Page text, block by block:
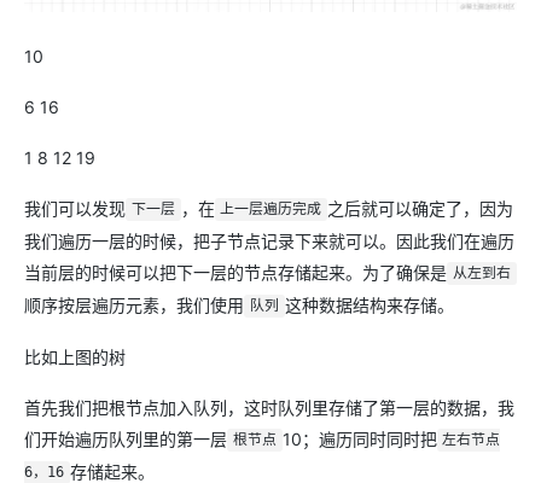
10
6 16
1 8 12 19
我们可以发现 下一层 ，在 上一层遍历完成 之后就可以确定了，因为
我们遍历一层的时候，把子节点记录下来就可以。因此我们在遍历
当前层的时候可以把下一层的节点存储起来。为了确保是 从左到右
顺序按层遍历元素，我们使用 队列 这种数据结构来存储。
比如上图的树
首先我们把根节点加入队列，这时队列里存储了第一层的数据，我
们开始遍历队列里的第一层 根节点 10；遍历同时同时把 左右节点
6，16 存储起来。